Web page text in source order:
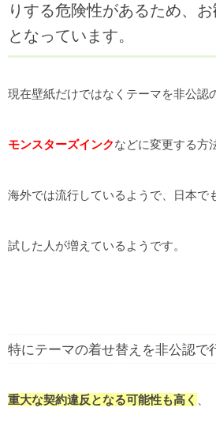
りする危険性があるため、
となっています。
現在壁紙だけではなくテーマを非公認
モンスターズインクなどに変更する方
海外では流行しているようで、日本で
試した人が増えているようです。
特にテーマの着せ替えを非公認で
重大な契約違反となる可能性も高く